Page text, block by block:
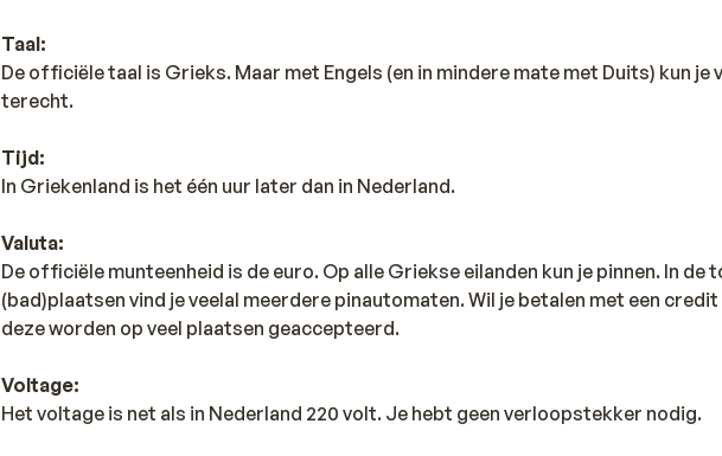
Taal:
De officiële taal is Grieks. Maar met Engels (en in mindere mate met Duits) kun je
terecht.
Tijd:
In Griekenland is het één uur later dan in Nederland.
Valuta:
De officiële munteenheid is de euro. Op alle Griekse eilanden kun je pinnen. In de
(bad)plaatsen vind je veelal meerdere pinautomaten. Wil je betalen met een
deze worden op veel plaatsen geaccepteerd.
Voltage:
Het voltage is net als in Nederland 220 volt. Je hebt geen verloopstekker nodig.